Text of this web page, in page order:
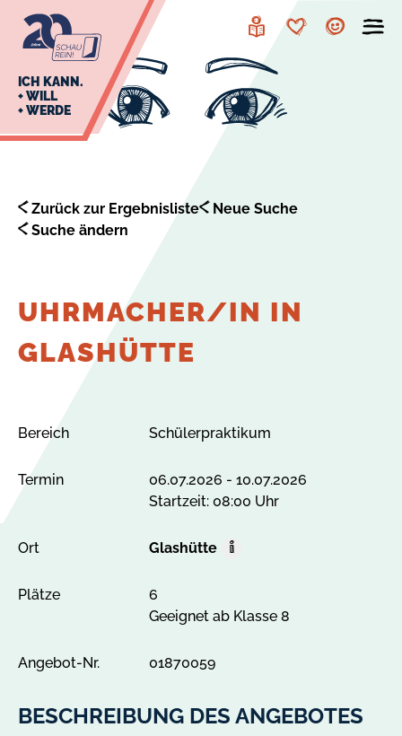
Navigation
Inhalt
Leichte
MerkzettelAccount
ICH KANN.
+ WILL
+ WERDE
Zurück zur Ergebnisliste
Neue Suche
Suche ändern
UHRMACHER/IN IN
GLASHÜTTE
Bereich Schülerpraktikum
Termin
06.07.2026 - 10.07.2026
Startzeit: 08:00 Uhr
Ort Glashütte
A
A
n
Plätze
6
Geeignet ab Klasse 8
Angebot-Nr. 01870059
BESCHREIBUNG DES ANGEBOTES